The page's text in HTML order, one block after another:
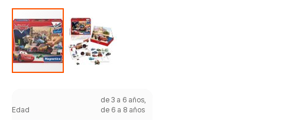
de
Edad
de 3 a 6 años,
de 6 a 8 años